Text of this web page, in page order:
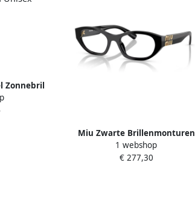
Zonnebril
Unisex
Miu Zwarte Brillenmonturen
Zonnebril Black Unisex
1 webshop
€ 277,30